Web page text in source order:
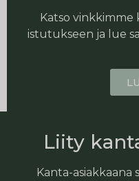
Katso vinkkimme
istutukseen ja lue
Liity
Kanta-